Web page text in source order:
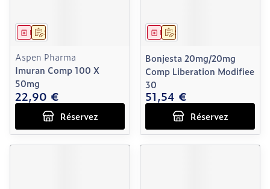
Sur prescription
Médicament
Aspen Pharma
Imuran Comp 100 X
50mg
22,90 €
Réservez
Sur prescription
Médicament
Bonjesta 20mg/20mg
Comp Liberation Modifiee
30
51,54 €
Réservez